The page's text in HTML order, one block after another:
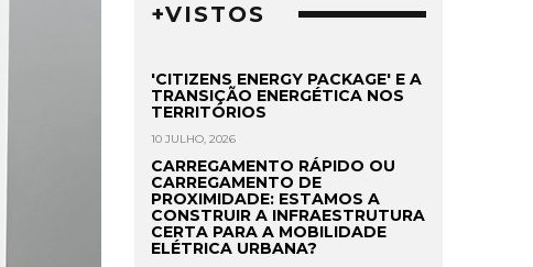
+VISTOS
'CITIZENS ENERGY PACKAGE' E A
TRANSIÇÃO ENERGÉTICA NOS
TERRITÓRIOS
10 JULHO, 2026
CARREGAMENTO RÁPIDO OU
CARREGAMENTO DE
PROXIMIDADE: ESTAMOS A
CONSTRUIR A INFRAESTRUTURA
CERTA PARA A MOBILIDADE
ELÉTRICA URBANA?